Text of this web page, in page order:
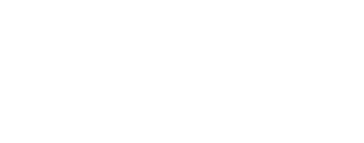
produktovým portfóliom.​
na Slovensku. Viac informácií nájdete na stránke jednotlivých stredísk.